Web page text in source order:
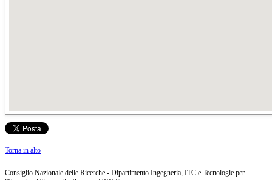
Torna in alto
Consiglio Nazionale delle Ricerche - Dipartimento Ingegneria, ITC e Tecnologie per